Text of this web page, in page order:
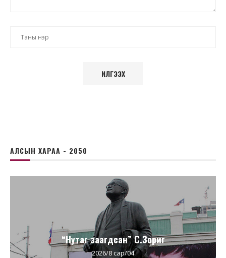
АЛСЫН ХАРАА - 2050
“Нутаг заагдсан” С.Зориг
2026/8 сар/04